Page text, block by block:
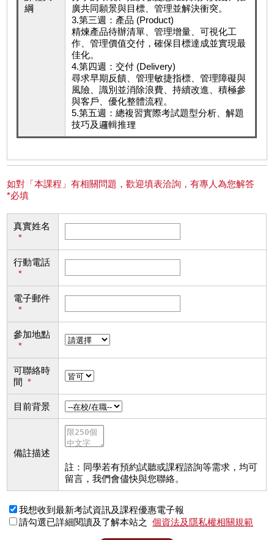
綱
廣共同願景與目標、管理並解決衝突。
3.第三週：產品 (Product)
精煉產品待辦清單、管理增量、可視化工
作、管理價值交付，確保目標達成並實現最
佳化。
4.第四週：交付 (Delivery)
尋求早期反饋、管理敏捷指標、管理障礙與
風險、識別並消除浪費、持續改進、積極參
與客戶、優化整體流程。
5.第五週：總複習實際考試題型分析、解題
技巧及邏輯推理
如對「本課程」有相關問題，歡迎填表洽詢，有專人為您解答
*必填
真實姓名
*
行動電話
*
電子郵件
*
參加地點
*
可聯絡時
間 *
目前背景
備註描述
註：同學若有預約試聽或課程諮詢等需求，均可
留言，我們會儘快與您聯絡。
我想收到最新考試資訊及課程優惠電子報
請勾選已詳細閱讀及了解本站之
個資法及隱私權相關規範